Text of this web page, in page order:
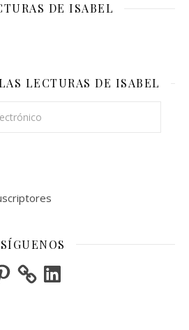
DE ISABEL
LECTURAS DE ISABEL
SÍGUENOS
LinkedIn